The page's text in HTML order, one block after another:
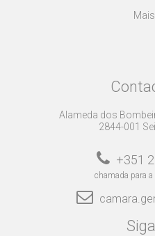
Alameda dos
2844-001
+351
chamada para a